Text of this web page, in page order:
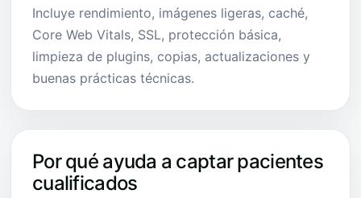
Incluye rendimiento, imágenes ligeras, caché,
Core Web Vitals, SSL, protección básica,
limpieza de plugins, copias, actualizaciones y
buenas prácticas técnicas.
Por qué ayuda a captar pacientes
cualificados